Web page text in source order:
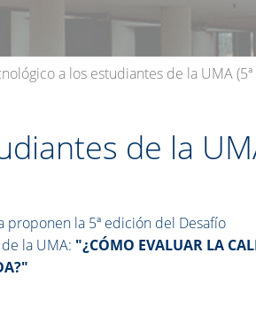
a los estudiantes de la UMA
de la
proponen la 5ª edición del Desafío
la UMA: "¿CÓMO EVALUAR LA